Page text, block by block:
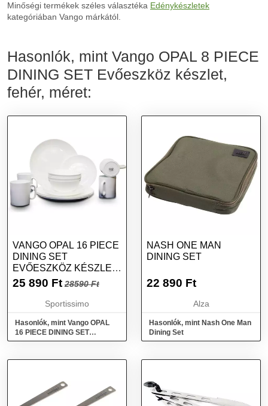
Minőségi termékek széles választéka Edénykészletek
kategóriában Vango márkától.
Hasonlók, mint Vango OPAL 8 PIECE
DINING SET Evőeszköz készlet,
fehér, méret:
VANGO OPAL 16 PIECE
DINING SET
EVŐESZKÖZ KÉSZLET,
FEHÉR, MÉRET
25 890 Ft 28590 Ft
Sportissimo
Hasonlók, mint Vango OPAL
16 PIECE DINING SET
Evőeszköz készlet, fehér,
NASH ONE MAN
DINING SET
22 890 Ft
Alza
Hasonlók, mint Nash One Man
Dining Set